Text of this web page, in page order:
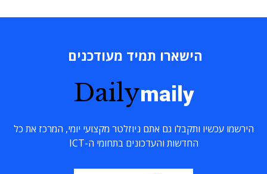
הישארו תמיד מעודכנים
Dailymaily
הירשמו עכשיו ותקבלו גם אתם ניוזלטר מקצועי יומי, המרכז את כל
החדשות והעדכונים בתחומי ה-ICT